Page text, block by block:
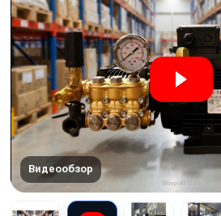
Видеообзор